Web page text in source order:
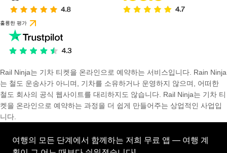
훌륭한 평가
Rail Ninja는 기차 티켓을 온라인으로 예약하는 서비스입니다. Rain Ninja
는 철도 운송사가 아니며, 기차를 소유하거나 운영하지 않으며, 어떠한
철도 회사의 공식 웹사이트를 대리하지도 않습니다. Rail Ninja는 기차 티
켓을 온라인으로 예약하는 과정을 더 쉽게 만들어주는 상업적인 사업입
니다.
여행의 모든 단계에서 함께하는 저희 무료 앱 — 여행 계